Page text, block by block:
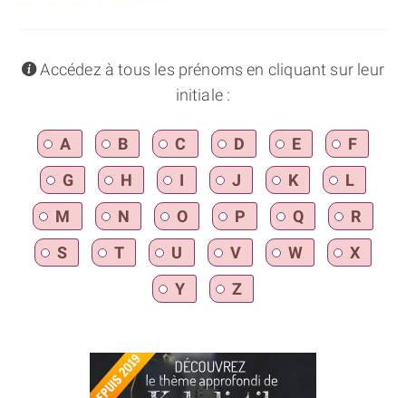
infoAccédez à tous les prénoms en cliquant sur leur
initiale :
A B C D E
F
G
H I J K
L
M
N O P Q
R
S
T U V W
X
Y
Z